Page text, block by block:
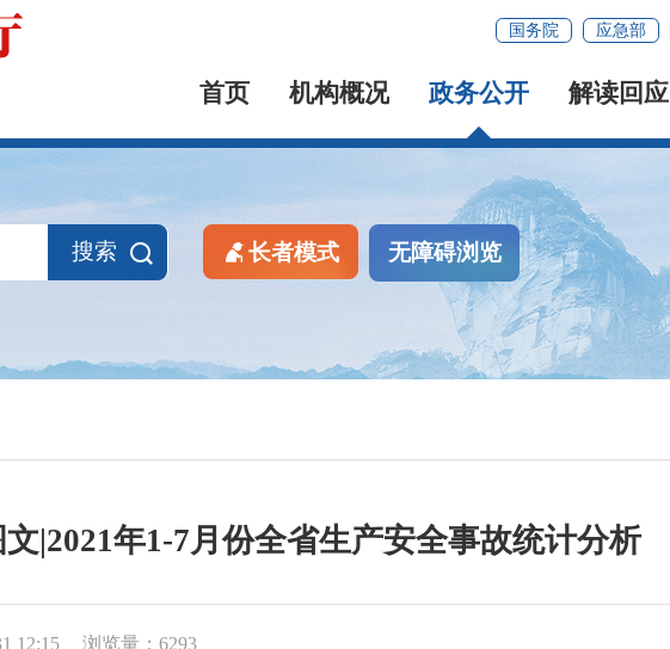
国务院 应急部
首页 机构概况 政务公开 解读回应
搜索 长者模式 无障碍浏览
文|2021年1-7月份全省生产安全事故统计分析
12:15 浏览量：6293